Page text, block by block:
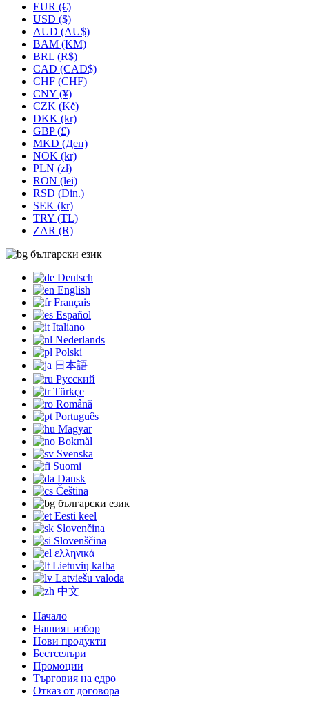
EUR (€)
USD ($)
AUD (AU$)
BAM (KM)
BRL (R$)
CAD (CAD$)
CHF (CHF)
CNY (¥)
CZK (Kč)
DKK (kr)
GBP (£)
MKD (Ден)
NOK (kr)
PLN (zł)
RON (lei)
RSD (Din.)
SEK (kr)
TRY (TL)
ZAR (R)
български език
Deutsch
English
Français
Español
Italiano
Nederlands
Polski
日本語
Русский
Türkçe
Română
Português
Magyar
Bokmål
Svenska
Suomi
Dansk
Čeština
български език
Eesti keel
Slovenčina
Slovenščina
ελληνικά
Lietuvių kalba
Latviešu valoda
中文
Начало
Нашият избор
Нови продукти
Бестселъри
Промоции
Търговия на едро
Отказ от договора